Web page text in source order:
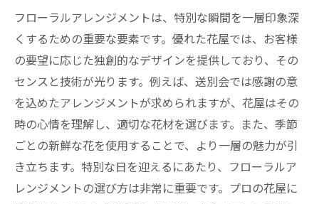
フローラルアレンジメントは、特別な瞬間を一層印象深
くするための重要な要素です。優れた花屋では、お客様
の要望に応じた独創的なデザインを提供しており、その
センスと技術が光ります。例えば、送別会では感謝の意
を込めたアレンジメントが求められますが、花屋はその
時の心情を理解し、適切な花材を選びます。また、季節
ごとの新鮮な花を使用することで、より一層の魅力が引
き立ちます。特別な日を迎えるにあたり、フローラルア
レンジメントの選び方は非常に重要です。プロの花屋に